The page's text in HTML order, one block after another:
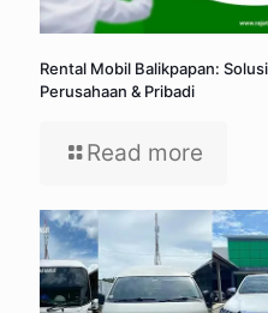
Rental Mobil Balikpapan:
Perusahaan & Pribadi
Read more